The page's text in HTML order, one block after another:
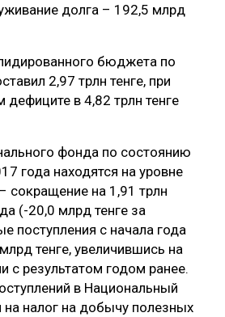
долга – 192,5 млрд
бюджета по
2,97 трлн тенге, при
дефиците в 4,82 трлн тенге
фонда по состоянию
года находятся на уровне
сокращение на 1,91 трлн
(-20,0 млрд тенге за
поступления с начала года
тенге, увеличившись на
с результатом годом ранее.
в Национальный
на налог на добычу полезных